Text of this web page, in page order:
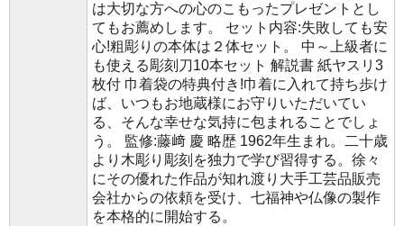
は大切な方への心のこもったプレゼントとし
てもお薦めします。 セット内容:失敗しても安
心!粗彫りの本体は２体セット。 中～上級者に
も使える彫刻刀10本セット 解説書 紙ヤスリ3
枚付 巾着袋の特典付き!巾着に入れて持ち歩け
ば、いつもお地蔵様にお守りいただいてい
る、そんな幸せな気持に包まれることでしょ
う。 監修:藤﨑 慶 略歴 1962年生まれ。二十歳
より木彫り彫刻を独力で学び習得する。徐々
にその優れた作品が知れ渡り大手工芸品販売
会社からの依頼を受け、七福神や仏像の製作
を本格的に開始する。